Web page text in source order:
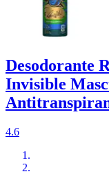
Desodorante
Invisible
4.6